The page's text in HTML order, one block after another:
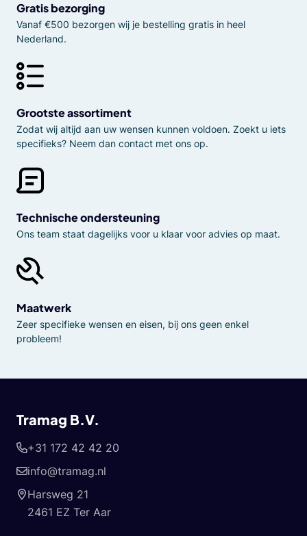
Gratis bezorging
Vanaf €500 bezorgen wij je bestelling gratis in heel
Nederland.
Grootste assortiment
Zodat wij altijd aan uw wensen kunnen voldoen. Zoekt u iets
specifieks? Neem dan contact met ons op.
Technische ondersteuning
Ons team staat dagelijks voor u klaar voor advies op maat.
Maatwerk
Zeer specifieke wensen en eisen, bij ons geen enkel
probleem!
Tramag B.V.
+31 172 42 42 20
info@tramag.nl
Harsweg 21
2461 EZ Ter Aar